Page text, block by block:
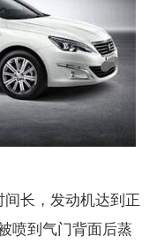
长，发动机达到正
喷到气门背面后蒸